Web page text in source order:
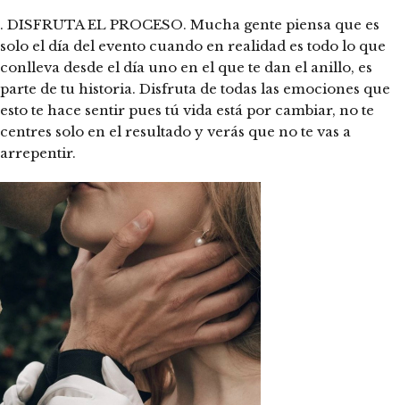
. DISFRUTA EL PROCESO. Mucha gente piensa que es
solo el día del evento cuando en realidad es todo lo que
conlleva desde el día uno en el que te dan el anillo, es
parte de tu historia. Disfruta de todas las emociones que
esto te hace sentir pues tú vida está por cambiar, no te
centres solo en el resultado y verás que no te vas a
arrepentir.